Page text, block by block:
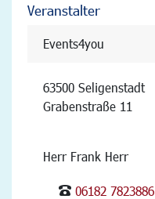
Veranstalter
Events4you
63500 Seligenstadt
Grabenstraße 11
Herr Frank Herr
06182 7823886